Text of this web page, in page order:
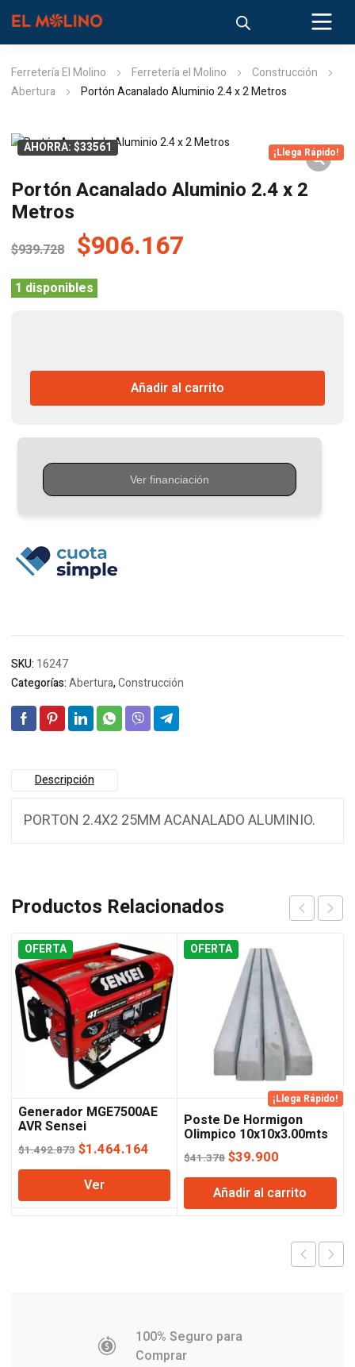
Ferretería El Molino Ferretería el Molino
Construcción
Abertura
Portón Acanalado Aluminio 2.4 x 2 Metros
AHORRA: $33561 ¡Llega Rápido!
Portón Acanalado Aluminio 2.4 x 2
Metros
$939.728 El
precio
original
$906.167
1 disponibles
Aluminio
x
Metros
cantidad
Añadir al carrito
SKU: 16247
Categorías:Abertura,Construcción
Descripción
PORTON 2.4X2 25MM ACANALADO ALUMINIO.
Productos Relacionados
OFERTA
Generador MGE7500AE
AVR Sensei
$1.492.873 El
precio
original
era:
$1.464.164
precio
es:
Ver
OFERTA
¡Llega Rápido!
Poste De Hormigon
Olimpico 10x10x3.00mts
$41.378El
precio
original
era:
$39.900
precio
actual
es:
Añadir al carrito
100% Seguro para
Comprar